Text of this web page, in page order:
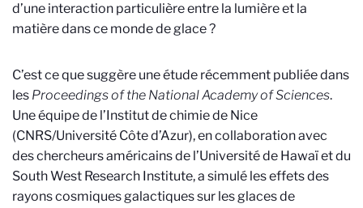
d’une interaction particulière entre la lumière et la
matière dans ce monde de glace ?
C’est ce que suggère une étude récemment publiée dans
les Proceedings of the National Academy of Sciences.
Une équipe de l’Institut de chimie de Nice
(CNRS/Université Côte d’Azur), en collaboration avec
des chercheurs américains de l’Université de Hawaï et du
South West Research Institute, a simulé les effets des
rayons cosmiques galactiques sur les glaces de